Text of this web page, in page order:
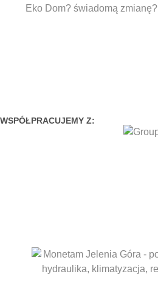
Eko Dom? świadomą zmianę?
WSPÓŁPRACUJEMY Z: